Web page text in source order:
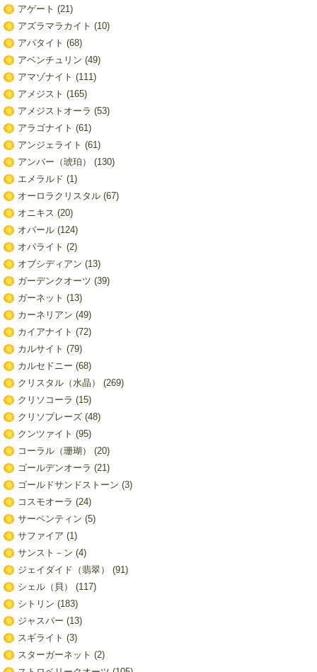
アゲート (21)
アズラマラカイト (10)
アパタイト (68)
アベンチュリン (49)
アマゾナイト (111)
アメジスト (165)
アメジストオーラ (53)
アラゴナイト (61)
アンジェライト (61)
アンバー（琥珀）
(130)
エメラルド (1)
オーロラクリスタル(67)
オニキス (20)
オパール(124)
オパライト (2)
オブシディアン (13)
ガーデンクオーツ (39)
ガーネット (13)
カーネリアン (49)
カイアナイト (72)
カルサイト (79)
カルセドニー (68)
クリスタル（水晶）
(269)
クリソコーラ (15)
クリソプレーズ(48)
クンツァイト (95)
コーラル（珊瑚）
(20)
ゴールデンオーラ (21)
ゴールドサンドストーン (3)
コスモオーラ (24)
サーペンティン (5)
サファイア (1)
サンスト－ン (4)
ジェイダイド（翡翠）
(91)
シェル（貝）
(117)
シトリン (183)
ジャスパー (13)
スギライト (3)
スターガーネット (2)